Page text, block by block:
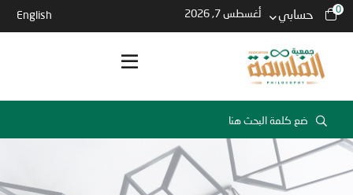
0 حسابي أغسطس 7, 2026 English